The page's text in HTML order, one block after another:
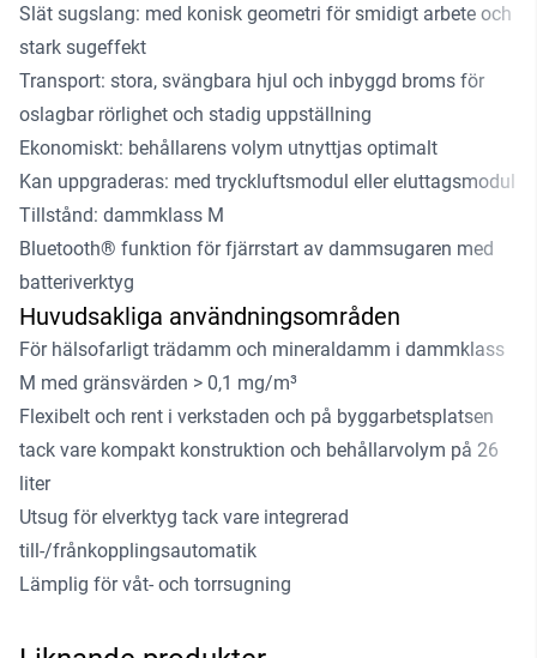
Slät sugslang: med konisk geometri för smidigt arbete och
stark sugeffekt
Transport: stora, svängbara hjul och inbyggd broms för
oslagbar rörlighet och stadig uppställning
Ekonomiskt: behållarens volym utnyttjas optimalt
Kan uppgraderas: med tryckluftsmodul eller eluttagsmodul
Tillstånd: dammklass M
Bluetooth® funktion för fjärrstart av dammsugaren med
batteriverktyg
Huvudsakliga användningsområden
För hälsofarligt trädamm och mineraldamm i dammklass
M med gränsvärden > 0,1 mg/m³
Flexibelt och rent i verkstaden och på byggarbetsplatsen
tack vare kompakt konstruktion och behållarvolym på 26
liter
Utsug för elverktyg tack vare integrerad
till-/frånkopplingsautomatik
Lämplig för våt- och torrsugning